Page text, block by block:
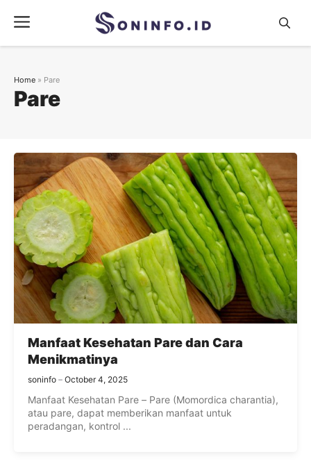
content
Menu
Pare
Home » Pare
Manfaat Kesehatan Pare dan Cara
Menikmatinya
soninfo October 4, 2025
Manfaat Kesehatan Pare – Pare (Momordica charantia),
atau pare, dapat memberikan manfaat untuk
peradangan, kontrol ...